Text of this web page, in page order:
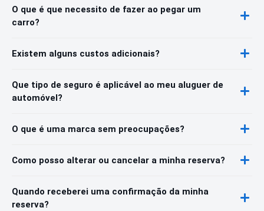
O que é que necessito de fazer ao pegar um
carro?
Existem alguns custos adicionais?
Que tipo de seguro é aplicável ao meu aluguer de
automóvel?
O que é uma marca sem preocupações?
Como posso alterar ou cancelar a minha reserva?
Quando receberei uma confirmação da minha
reserva?